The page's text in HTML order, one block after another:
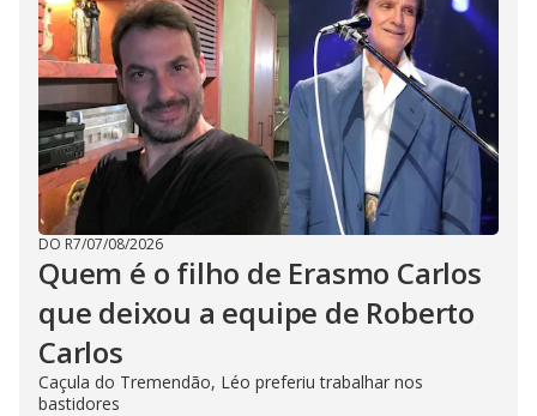
DO R7/07/08/2026
Quem é o filho de Erasmo Carlos
que deixou a equipe de Roberto
Carlos
Caçula do Tremendão, Léo preferiu trabalhar nos
bastidores